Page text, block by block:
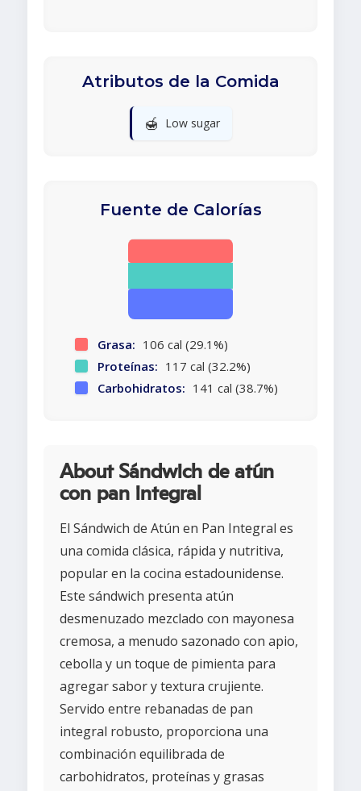
Atributos de la Comida
🍯 Low sugar
Fuente de Calorías
Grasa: 106 cal (29.1%)
Proteínas: 117 cal (32.2%)
Carbohidratos: 141 cal (38.7%)
About Sándwich de atún
con pan integral
El Sándwich de Atún en Pan Integral es
una comida clásica, rápida y nutritiva,
popular en la cocina estadounidense.
Este sándwich presenta atún
desmenuzado mezclado con mayonesa
cremosa, a menudo sazonado con apio,
cebolla y un toque de pimienta para
agregar sabor y textura crujiente.
Servido entre rebanadas de pan
integral robusto, proporciona una
combinación equilibrada de
carbohidratos, proteínas y grasas